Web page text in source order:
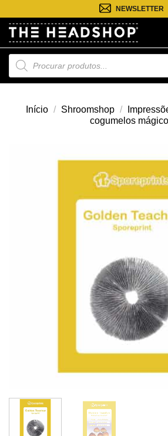
para
conteúdo
NEWSLETTER
Pesquisa
de
produtos
Início / Shroomshop /
cogumelos